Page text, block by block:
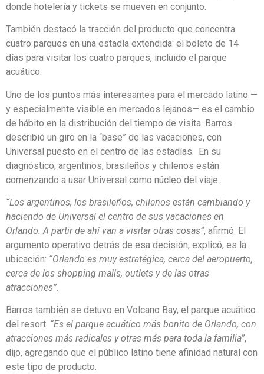
donde hotelería y tickets se mueven en conjunto.
También destacó la tracción del producto que concentra
cuatro parques en una estadía extendida: el boleto de 14
días para visitar los cuatro parques, incluido el parque
acuático.
Uno de los puntos más interesantes para el mercado latino —
y especialmente visible en mercados lejanos— es el cambio
de hábito en la distribución del tiempo de visita. Barros
describió un giro en la “base” de las vacaciones, con
Universal puesto en el centro de las estadías. En su
diagnóstico, argentinos, brasileños y chilenos están
comenzando a usar Universal como núcleo del viaje.
“Los argentinos, los brasileños, chilenos están cambiando y
haciendo de Universal el centro de sus vacaciones en
Orlando. A partir de ahí van a visitar otras cosas”, afirmó. El
argumento operativo detrás de esa decisión, explicó, es la
ubicación: “Orlando es muy estratégica, cerca del aeropuerto,
cerca de los shopping malls, outlets y de las otras
atracciones”.
Barros también se detuvo en Volcano Bay, el parque acuático
del resort. “Es el parque acuático más bonito de Orlando, con
atracciones más radicales y otras más para toda la familia”,
dijo, agregando que el público latino tiene afinidad natural con
este tipo de producto.